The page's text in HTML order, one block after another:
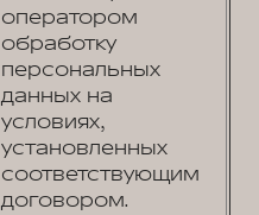
оператором
обработку
персональных
данных на
условиях,
установленных
соответствующим
договором.